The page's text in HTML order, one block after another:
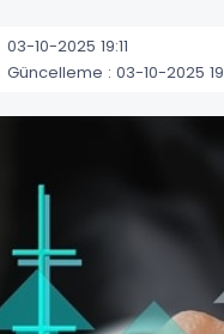
03-10-2025 19:11
Güncelleme : 03-10-2025